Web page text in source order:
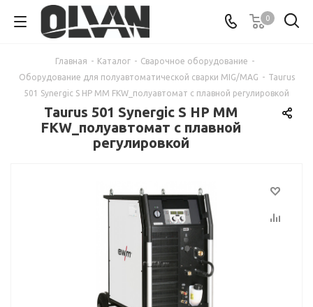
0
Главная - Каталог - Сварочное оборудование -
Оборудование для полуавтоматической сварки MIG/MAG - Taurus
501 Synergic S HP MM FKW_полуавтомат с плавной регулировкой
Taurus 501 Synergic S HP MM
FKW_полуавтомат с плавной
регулировкой